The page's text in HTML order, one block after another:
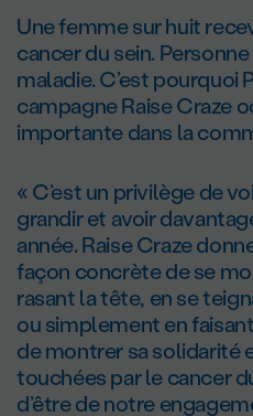
Une femme sur huit
cancer du sein. Personne
maladie. C’est pourquoi
campagne Raise Craze
importante dans la
« C’est un privilège de
grandir et avoir
année. Raise Craze
façon concrète de se
rasant la tête, en se
ou simplement en
de montrer sa solidarité
touchées par le cancer
d’être de notre